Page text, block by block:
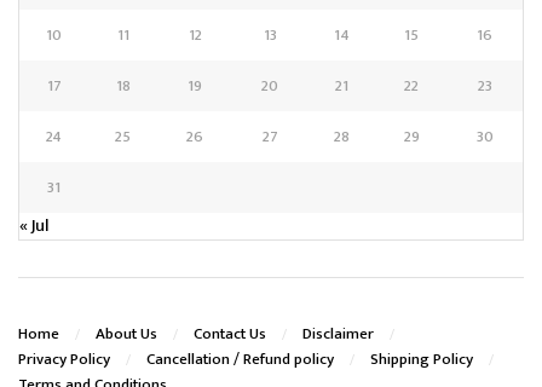
10
11 12 13 14 15
16
17
18 19 20 21 22
23
24
25 26 27 28 29
30
31
« Jul
Home About Us Contact Us
Disclaimer
Privacy Policy
Cancellation / Refund policy
Shipping Policy